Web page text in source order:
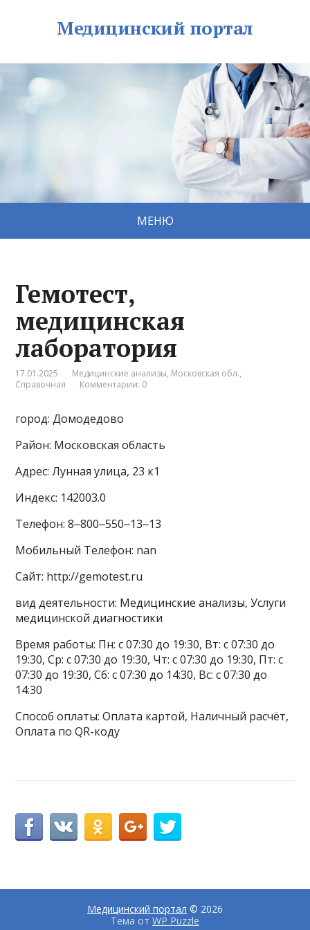
Медицинский портал
МЕНЮ
Гемотест,
медицинская
лаборатория
17.01.2025 Медицинские анализы, Московская обл.,
Справочная
Комментарии: 0
город: Домодедово
Район: Московская область
Адрес: Лунная улица, 23 к1
Индекс: 142003.0
Телефон: 8‒800‒550‒13‒13
Мобильный Телефон: nan
Сайт: http://gemotest.ru
вид деятельности: Медицинские анализы, Услуги
медицинской диагностики
Время работы: Пн: с 07:30 до 19:30, Вт: с 07:30 до
19:30, Ср: с 07:30 до 19:30, Чт: с 07:30 до 19:30, Пт: с
07:30 до 19:30, Сб: с 07:30 до 14:30, Вс: с 07:30 до
14:30
Способ оплаты: Оплата картой, Наличный расчёт,
Оплата по QR-коду
Медицинский портал © 2026
Тема от WP Puzzle